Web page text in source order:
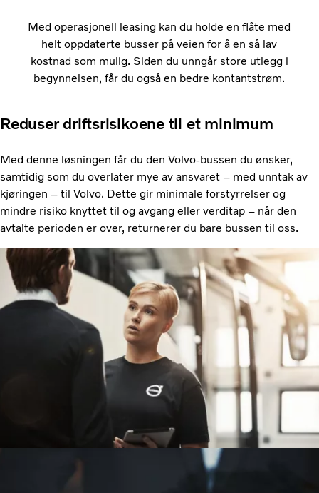
Med operasjonell leasing kan du holde en flåte med
helt oppdaterte busser på veien for å en så lav
kostnad som mulig. Siden du unngår store utlegg i
begynnelsen, får du også en bedre kontantstrøm.
Reduser driftsrisikoene til et minimum
Med denne løsningen får du den Volvo-bussen du ønsker,
samtidig som du overlater mye av ansvaret – med unntak av
kjøringen – til Volvo. Dette gir minimale forstyrrelser og
mindre risiko knyttet til og avgang eller verditap – når den
avtalte perioden er over, returnerer du bare bussen til oss.